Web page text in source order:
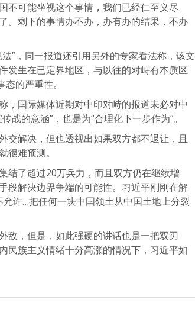
不可能坐视这个事情，我们已经仁至义尽
。剩下的事情办不办，办有办的结果，不办
”，同一报道还引用另外的专家看法称，该文
发生在已定界地区，与以往的对峙有本质区
的严重性。
，国际媒体近期对中印对峙的报道未必对中
战的意涵”，也是为“合理化下一步作为”。
交解决，但也透视出如果双方都不退让，且
难预测。
结了超过20万兵力，而且双方仍在继续增
段解决边界争端的可能性。习近平刚刚在解
许…把任何一块中国领土从中国土地上分裂
敌，但是，如此强硬的讲话也是一把双刃
民族主义情绪十分高涨的情况下，习近平如